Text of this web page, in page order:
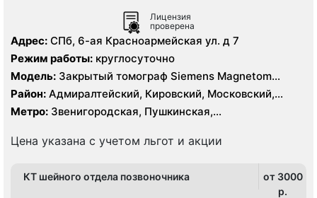
Лицензия
проверена
Адрес: СПб, 6-ая Красноармейская ул. д 7
Режим работы: круглосуточно
Модель: Закрытый томограф Siemens Magnetom
Symphony 1.5 Тесла, КТ Siemens Somatom Emotion 16
срезов
Район: Адмиралтейский, Кировский, Московский,
Центральный
Метро: Звенигородская, Пушкинская,
Цена указана с учетом льгот и акции
КТ шейного отдела позвоночника
от 3000
p.